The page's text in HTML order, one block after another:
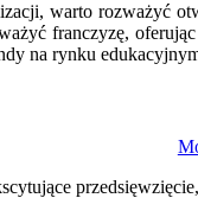
warto rozważyć
franczyzę,
na rynku